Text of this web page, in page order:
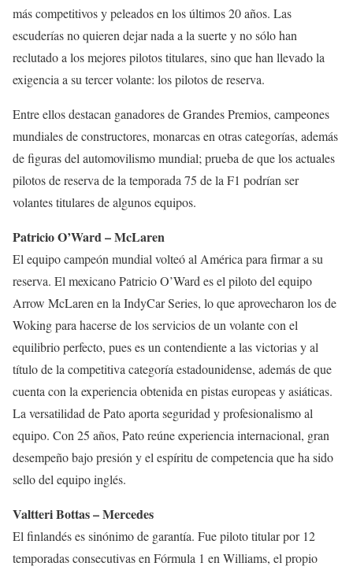
más competitivos y peleados en los últimos 20 años. Las
escuderías no quieren dejar nada a la suerte y no sólo han
reclutado a los mejores pilotos titulares, sino que han llevado la
exigencia a su tercer volante: los pilotos de reserva.
Entre ellos destacan ganadores de Grandes Premios, campeones
mundiales de constructores, monarcas en otras categorías, además
de figuras del automovilismo mundial; prueba de que los actuales
pilotos de reserva de la temporada 75 de la F1 podrían ser
volantes titulares de algunos equipos.
Patricio O’Ward – McLaren
El equipo campeón mundial volteó al América para firmar a su
reserva. El mexicano Patricio O’Ward es el piloto del equipo
Arrow McLaren en la IndyCar Series, lo que aprovecharon los de
Woking para hacerse de los servicios de un volante con el
equilibrio perfecto, pues es un contendiente a las victorias y al
título de la competitiva categoría estadounidense, además de que
cuenta con la experiencia obtenida en pistas europeas y asiáticas.
La versatilidad de Pato aporta seguridad y profesionalismo al
equipo. Con 25 años, Pato reúne experiencia internacional, gran
desempeño bajo presión y el espíritu de competencia que ha sido
sello del equipo inglés.
Valtteri Bottas – Mercedes
El finlandés es sinónimo de garantía. Fue piloto titular por 12
temporadas consecutivas en Fórmula 1 en Williams, el propio